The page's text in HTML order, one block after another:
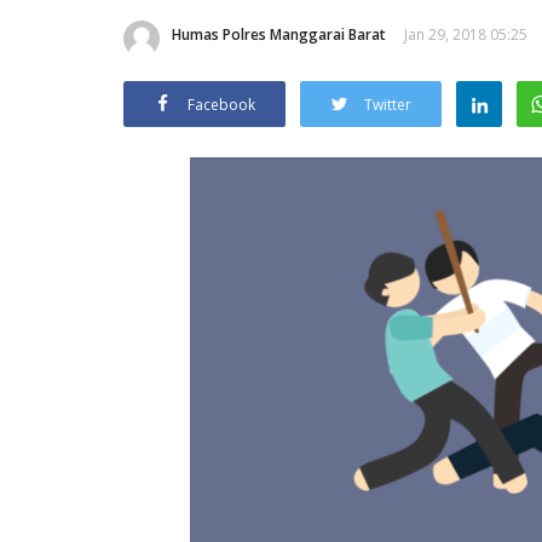
Humas Polres Manggarai Barat Jan 29, 2018 05:25
Facebook Twitter